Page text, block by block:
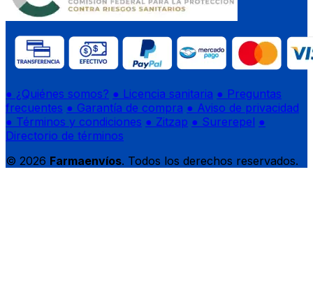
● ¿Quiénes somos? ● Licencia sanitaria ● Preguntas
frecuentes ● Garantía de compra ● Aviso de privacidad
● Términos y condiciones ● Zitzap ● Surerepel ●
Directorio de términos
© 2026 Farmaenvíos. Todos los derechos reservados.